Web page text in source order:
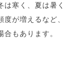
は寒く、夏は暑
度が増えるなど
合もあります。